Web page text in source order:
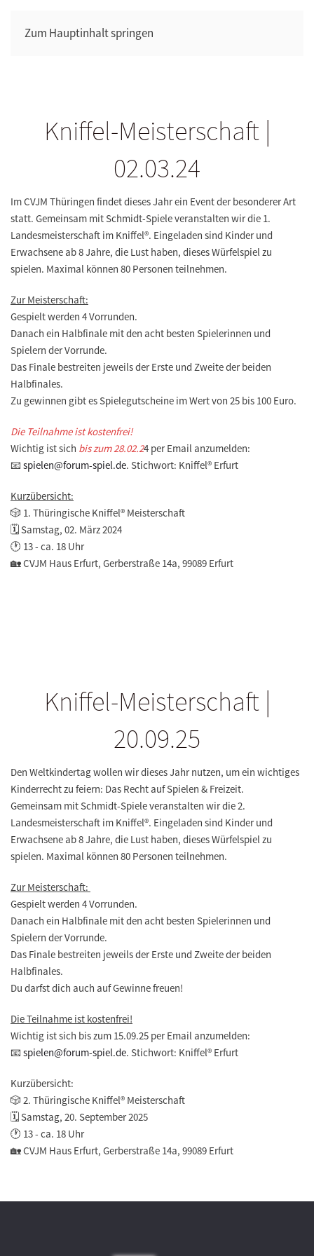
Zum Hauptinhalt springen
Kniffel-Meisterschaft |
02.03.24
Im CVJM Thüringen findet dieses Jahr ein Event der besonderer Art
statt. Gemeinsam mit Schmidt-Spiele veranstalten wir die 1.
Landesmeisterschaft im Kniffel®. Eingeladen sind Kinder und
Erwachsene ab 8 Jahre, die Lust haben, dieses Würfelspiel zu
spielen. Maximal können 80 Personen teilnehmen.
Zur Meisterschaft:
Gespielt werden 4 Vorrunden.
Danach ein Halbfinale mit den acht besten Spielerinnen und
Spielern der Vorrunde.
Das Finale bestreiten jeweils der Erste und Zweite der beiden
Halbfinales.
Zu gewinnen gibt es Spielegutscheine im Wert von 25 bis 100 Euro.
Die Teilnahme ist kostenfrei!
Wichtig ist sich bis zum 28.02.24 per Email anzumelden:
📧 spielen@forum-spiel.de. Stichwort: Kniffel® Erfurt
Kurzübersicht:
🎲 1. Thüringische Kniffel® Meisterschaft
🗓️ Samstag, 02. März 2024
🕐 13 - ca. 18 Uhr
🏡 CVJM Haus Erfurt, Gerberstraße 14a, 99089 Erfurt
Kniffel-Meisterschaft |
20.09.25
Den Weltkindertag wollen wir dieses Jahr nutzen, um ein wichtiges
Kinderrecht zu feiern: Das Recht auf Spielen & Freizeit.
Gemeinsam mit Schmidt-Spiele veranstalten wir die 2.
Landesmeisterschaft im Kniffel®. Eingeladen sind Kinder und
Erwachsene ab 8 Jahre, die Lust haben, dieses Würfelspiel zu
spielen. Maximal können 80 Personen teilnehmen.
Zur Meisterschaft:
Gespielt werden 4 Vorrunden.
Danach ein Halbfinale mit den acht besten Spielerinnen und
Spielern der Vorrunde.
Das Finale bestreiten jeweils der Erste und Zweite der beiden
Halbfinales.
Du darfst dich auch auf Gewinne freuen!
Die Teilnahme ist kostenfrei!
Wichtig ist sich bis zum 15.09.25 per Email anzumelden:
📧 spielen@forum-spiel.de. Stichwort: Kniffel® Erfurt
Kurzübersicht:
🎲 2. Thüringische Kniffel® Meisterschaft
🗓️ Samstag, 20. September 2025
🕐 13 - ca. 18 Uhr
🏡 CVJM Haus Erfurt, Gerberstraße 14a, 99089 Erfurt